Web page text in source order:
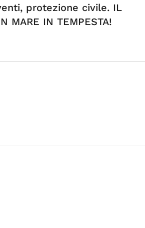
protezione civile. IL
MARE IN TEMPESTA!